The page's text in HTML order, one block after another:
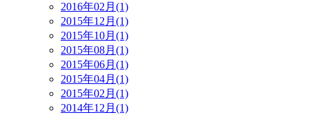
2016年02月(1)
2015年12月(1)
2015年10月(1)
2015年08月(1)
2015年06月(1)
2015年04月(1)
2015年02月(1)
2014年12月(1)